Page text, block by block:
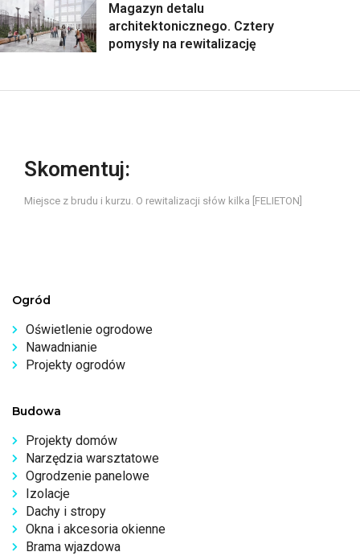
Magazyn detalu
architektonicznego. Cztery
pomysły na rewitalizację
Skomentuj:
Miejsce z brudu i kurzu. O rewitalizacji słów kilka [FELIETON]
Ogród
Oświetlenie ogrodowe
Nawadnianie
Projekty ogrodów
Budowa
Projekty domów
Narzędzia warsztatowe
Ogrodzenie panelowe
Izolacje
Dachy i stropy
Okna i akcesoria okienne
Brama wjazdowa